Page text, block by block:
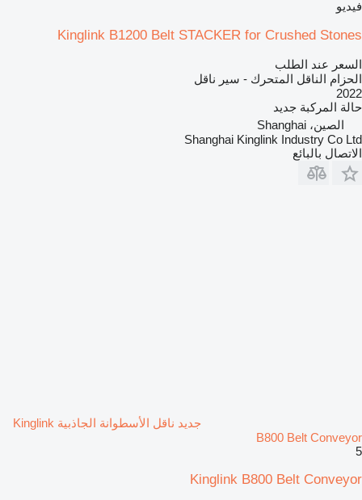
فيديو
Kinglink B1200 Belt STACKER for Crushed Stones
السعر عند الطلب
الحزام الناقل المتحرك - سير ناقل
2022
حالة المركبة جديد
الصين، Shanghai
Shanghai Kinglink Industry Co Ltd
الاتصال بالبائع
جديد ناقل الأسطوانة الجاذبية Kinglink
B800 Belt Conveyor
5
Kinglink B800 Belt Conveyor